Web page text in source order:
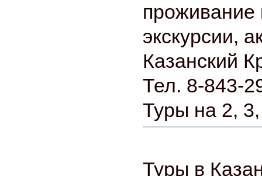
проживание
экскурсии,
Казанский
Тел. 8-843-
Туры на 2,
Туры в